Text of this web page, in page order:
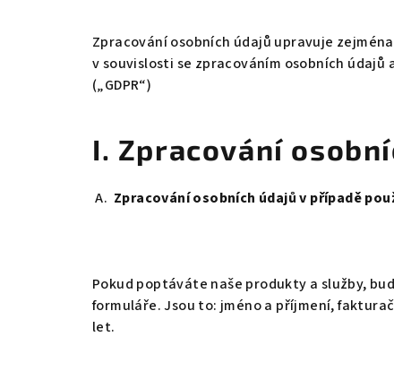
Zpracování osobních údajů upravuje
v souvislosti se zpracováním osobních údajů
(„GDPR“)
I. Zpracování
A. Zpracování osobních údajů v případě
Pokud poptáváte naše produkty a služby,
formuláře. Jsou to: jméno a příjmení,
let.